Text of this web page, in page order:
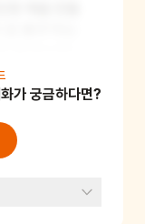
한 책을 만들
좋아"라는
붙여보세요.
는 능력과
이, 색연필,
가 궁금하다면?